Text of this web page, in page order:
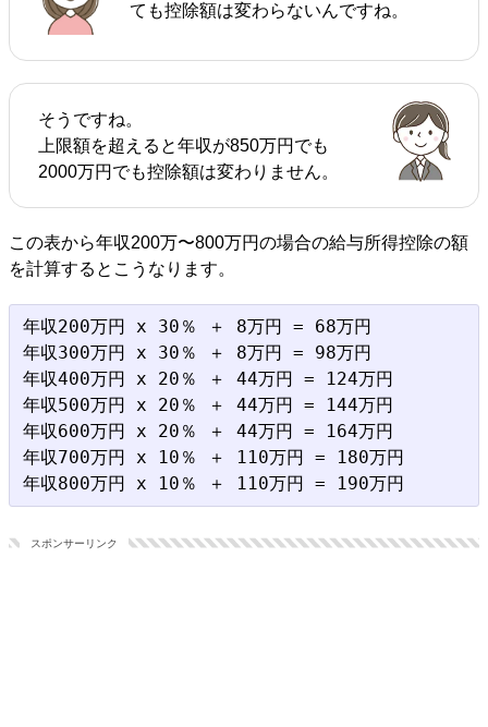
ても控除額は変わらないんですね。
そうですね。
上限額を超えると年収が850万円でも
2000万円でも控除額は変わりません。
この表から年収200万〜800万円の場合の給与所得控除の額
を計算するとこうなります。
年収200万円 x 30％ ＋ 8万円 = 68万円
年収300万円 x 30％ ＋ 8万円 = 98万円
年収400万円 x 20％ ＋ 44万円 = 124万円
年収500万円 x 20％ ＋ 44万円 = 144万円
年収600万円 x 20％ ＋ 44万円 = 164万円
年収700万円 x 10％ ＋ 110万円 = 180万円
スポンサーリンク